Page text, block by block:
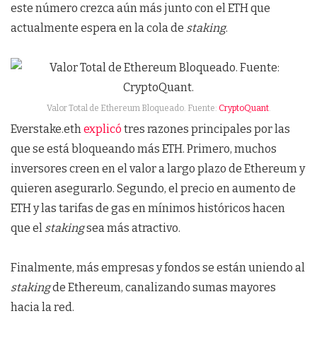
este número crezca aún más junto con el ETH que
actualmente espera en la cola de staking.
Valor Total de Ethereum Bloqueado. Fuente: CryptoQuant.
Everstake.eth explicó tres razones principales por las
que se está bloqueando más ETH. Primero, muchos
inversores creen en el valor a largo plazo de Ethereum y
quieren asegurarlo. Segundo, el precio en aumento de
ETH y las tarifas de gas en mínimos históricos hacen
que el stakingsea más atractivo.
Finalmente, más empresas y fondos se están uniendo al
stakingde Ethereum, canalizando sumas mayores
hacia la red.